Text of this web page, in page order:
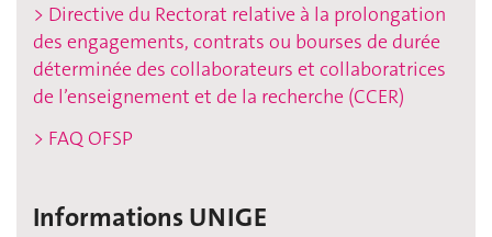
> Directive du Rectorat relative à la prolongation
des engagements, contrats ou bourses de durée
déterminée des collaborateurs et collaboratrices
de l’enseignement et de la recherche (CCER)
> FAQ OFSP
Informations UNIGE